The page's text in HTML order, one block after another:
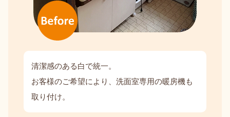
清潔感のある白で統一。
お客様のご希望により、洗面室専用の暖房機も
取り付け。